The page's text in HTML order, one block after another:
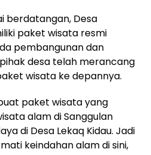
berdatangan, Desa
paket wisata resmi
pembangunan dan
desa telah merancang
wisata ke depannya.
paket wisata yang
alam di Sanggulan
di Desa Lekaq Kidau. Jadi
keindahan alam di sini,